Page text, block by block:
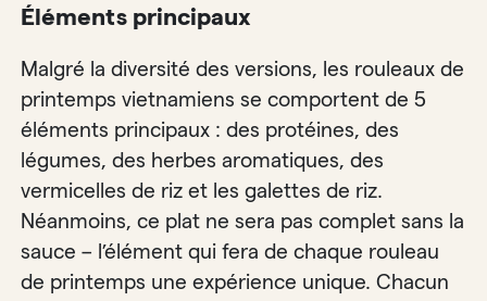
Éléments principaux
Malgré la diversité des versions, les rouleaux de
printemps vietnamiens se comportent de 5
éléments principaux : des protéines, des
légumes, des herbes aromatiques, des
vermicelles de riz et les galettes de riz.
Néanmoins, ce plat ne sera pas complet sans la
sauce – l’élément qui fera de chaque rouleau
de printemps une expérience unique. Chacun